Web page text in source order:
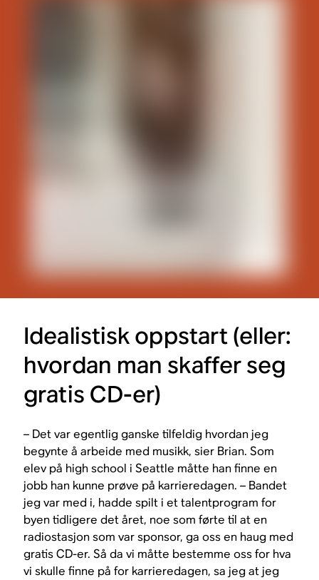
Idealistisk oppstart (eller:
hvordan man skaffer seg
gratis CD-er)
– Det var egentlig ganske tilfeldig hvordan jeg
begynte å arbeide med musikk, sier Brian. Som
elev på high school i Seattle måtte han finne en
jobb han kunne prøve på karrieredagen. – Bandet
jeg var med i, hadde spilt i et talentprogram for
byen tidligere det året, noe som førte til at en
radiostasjon som var sponsor, ga oss en haug med
gratis CD-er. Så da vi måtte bestemme oss for hva
vi skulle finne på for karrieredagen, sa jeg at jeg